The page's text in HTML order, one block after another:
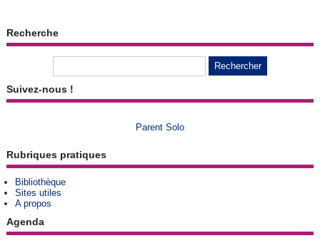
Recherche
Suivez-nous !
Parent Solo
Rubriques pratiques
Bibliothèque
Sites utiles
A propos
Agenda